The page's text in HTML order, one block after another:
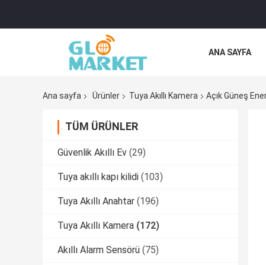
ANA SAYFA
Ana sayfa Ürünler Tuya Akıllı Kamera Açık Güneş
TÜM ÜRÜNLER
Güvenlik Akıllı Ev (29)
Tuya akıllı kapı kilidi (103)
Tuya Akıllı Anahtar (196)
Tuya Akıllı Kamera (172)
Akıllı Alarm Sensörü (75)